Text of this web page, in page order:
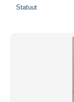
Statuut